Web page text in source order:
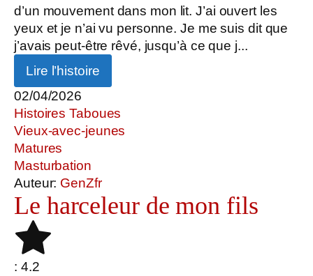
d’un mouvement dans mon lit. J’ai ouvert les
yeux et je n’ai vu personne. Je me suis dit que
j’avais peut-être rêvé, jusqu’à ce que j...
Lire l’histoire
02/04/2026
Histoires Taboues
Vieux-avec-jeunes
Matures
Masturbation
Auteur: GenZfr
Le harceleur de mon fils
: 4.2